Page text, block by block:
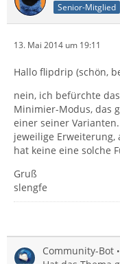
Senior-Mitglied
13. Mai 2014 um 19:11
Hallo flipdrip (schön,
nein, ich befürchte
Minimier-Modus, das
einer seiner
jeweilige
hat keine eine solche
Gruß
slengfe
Community-Bot